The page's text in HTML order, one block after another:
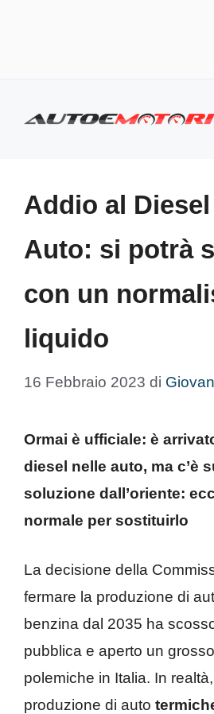
Addio al
Auto: si potrà
con un
liquido
16 Febbraio 2023 di
Ormai è ufficiale: è
diesel nelle auto, ma c’è
soluzione dall’oriente:
normale per sostituirlo
La decisione della
fermare la produzione di
benzina dal 2035 ha
pubblica e aperto un
polemiche in Italia. In
produzione di auto